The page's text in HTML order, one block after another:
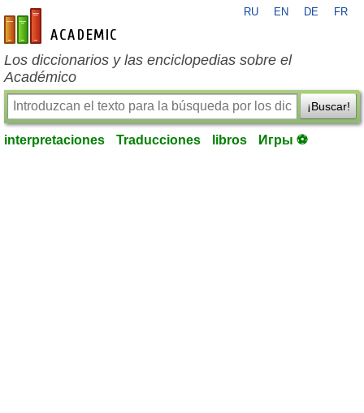
es-academic.com
RU EN DE FR
Los diccionarios y las enciclopedias sobre el
Académico
¡Buscar!
interpretaciones Traducciones libros Игры ⚽